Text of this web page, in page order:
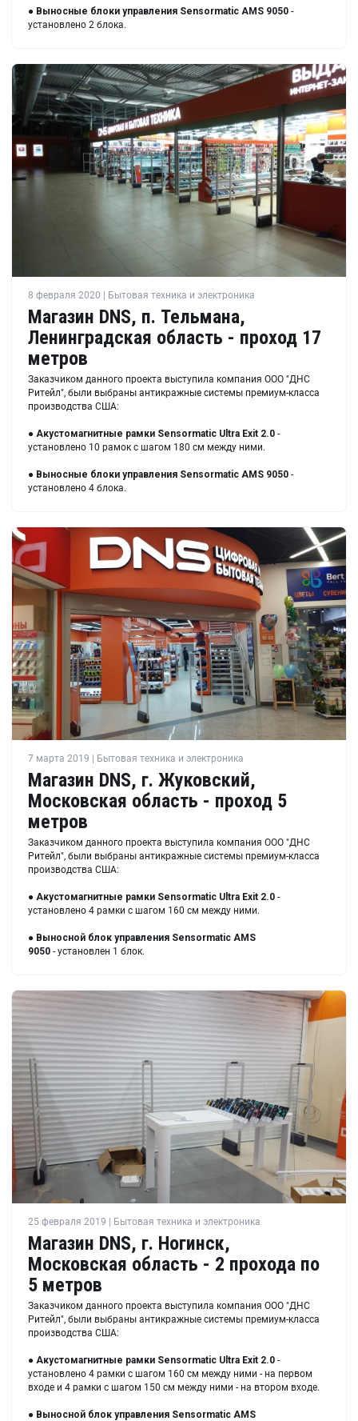
● Выносные блоки управления Sensormatic AMS 9050 -
установлено 2 блока.
8 февраля 2020 | Бытовая техника и электроника
Магазин DNS, п. Тельмана,
Ленинградская область - проход 17
метров
Заказчиком данного проекта выступила компания ООО "ДНС
Ритейл", были выбраны антикражные системы премиум-класса
производства США:
● Акустомагнитные рамки Sensormatic Ultra Exit 2.0 -
установлено 10 рамок с шагом 180 см между ними.
● Выносные блоки управления Sensormatic AMS 9050 -
установлено 4 блока.
7 марта 2019 | Бытовая техника и электроника
Магазин DNS, г. Жуковский,
Московская область - проход 5
метров
Заказчиком данного проекта выступила компания ООО "ДНС
Ритейл", были выбраны антикражные системы премиум-класса
производства США:
● Акустомагнитные рамки Sensormatic Ultra Exit 2.0 -
установлено 4 рамки с шагом 160 см между ними.
● Выносной блок управления Sensormatic AMS
9050 - установлен 1 блок.
25 февраля 2019 | Бытовая техника и электроника
Магазин DNS, г. Ногинск,
Московская область - 2 прохода по
5 метров
Заказчиком данного проекта выступила компания ООО "ДНС
Ритейл", были выбраны антикражные системы премиум-класса
производства США:
● Акустомагнитные рамки Sensormatic Ultra Exit 2.0 -
установлено 4 рамки с шагом 160 см между ними - на первом
входе и 4 рамки с шагом 150 см между ними - на втором входе.
● Выносной блок управления Sensormatic AMS